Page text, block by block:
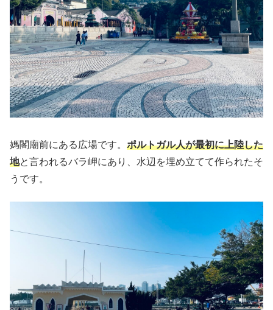
媽閣廟前にある広場です。 ポルトガル人が最初に上陸した
地と言われるバラ岬にあり、水辺を埋め立てて作られたそ
うです。